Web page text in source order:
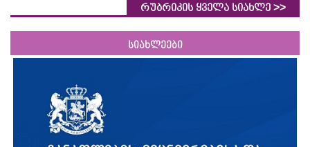
რუბრიკის ყველა სიახლე >>
სიახლეები